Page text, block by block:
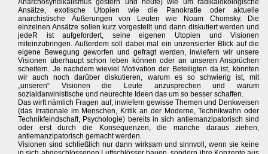
Anarchosyndikalismus gestern und heute) wie um radikalökologische
Ansätze, exotische Utopien wie die Panokratie oder aktuelle
anarchistische Äußerungen von Leuten wie Noam Chomsky. Die
einzelnen Ansätze sollen kurz vorgestellt und dann diskutiert werden und
jedeR ist aufgefordert, seine eigenen Utopien und Visionen
miteinzubringen. Außerdem soll dabei mal ein unzensierter Blick auf die
eigene Bewegung geworfen und gefragt werden, inwiefern wir unsere
Visionen überhaupt schon leben können oder an unseren Ansprüchen
scheitern. Je nachdem wieviel Motivation der Beteiligten da ist, könnten
wir auch noch darüber diskutieren, warum es so schwierig ist, mit
„unseren“ Visionen die Leute anzusprechen und warum
sozialdarwinistische und neurechte Ideen das um so besser schaffen.
Das wirft nämlich Fragen auf, inwiefern gewisse Themen und Denkweisen
(das Irrationale im Menschen, Kritik an der Moderne, Technikwahn oder
Technikfeindschaft, Psychologie) bereits in sich antiemanzipatorisch sind
oder erst durch die Konsequenzen, die manche daraus ziehen,
antiemanzipatorisch gemacht werden.
Visionen sind schließlich nur dann wirksam und sinnvoll, wenn sie keine